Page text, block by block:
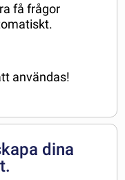
få frågor
användas!
dina